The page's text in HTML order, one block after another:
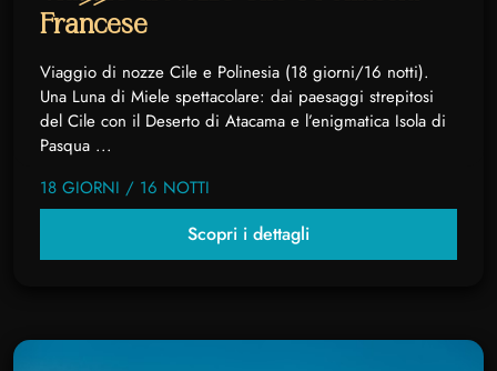
Francese
Viaggio di nozze Cile e Polinesia (18 giorni/16 notti).
Una Luna di Miele spettacolare: dai paesaggi strepitosi
del Cile con il Deserto di Atacama e l’enigmatica Isola di
Pasqua ...
18 GIORNI / 16 NOTTI
Scopri i dettagli